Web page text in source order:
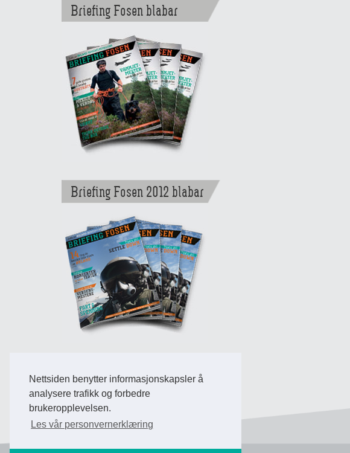
Nettsiden benytter informasjonskapsler å
analysere trafikk og forbedre
brukeropplevelsen.
Les vår personvernerklæring
Briefing Fosen blabar
Briefing Fosen 2012 blabar
Back to Top